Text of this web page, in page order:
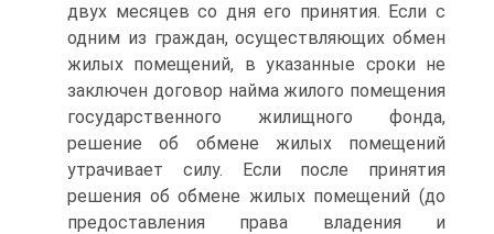
двух ме­сяцев со дня его принятия. Если с
одним из граждан, осуществляю­щих обмен
жилых помещений, в указанные сроки не
заключен до­говор найма жилого помещения
государственного жилищного фон­да,
решение об обмене жилых помещений
утрачивает силу. Если после принятия
решения об обмене жилых помещений (до
предо­ставления права владения и